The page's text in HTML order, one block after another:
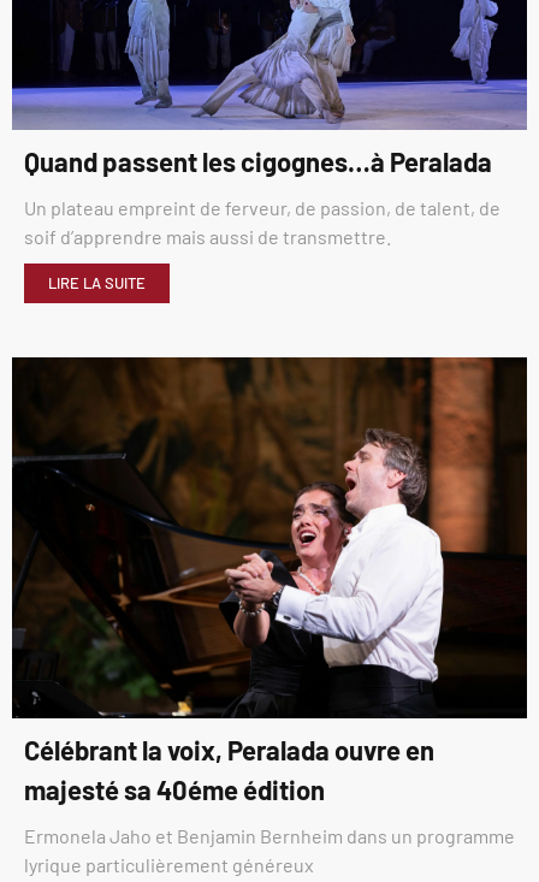
Quand passent les cigognes…à Peralada
Un plateau empreint de ferveur, de passion, de talent, de
soif d’apprendre mais aussi de transmettre.
LIRE LA SUITE
Célébrant la voix, Peralada ouvre en
majesté sa 40éme édition
Ermonela Jaho et Benjamin Bernheim dans un programme
lyrique particulièrement généreux